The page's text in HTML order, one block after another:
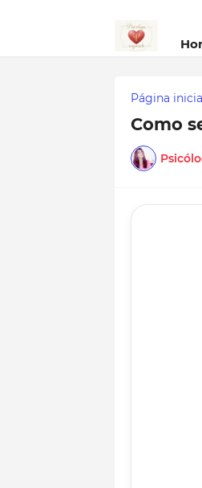
Página
Como